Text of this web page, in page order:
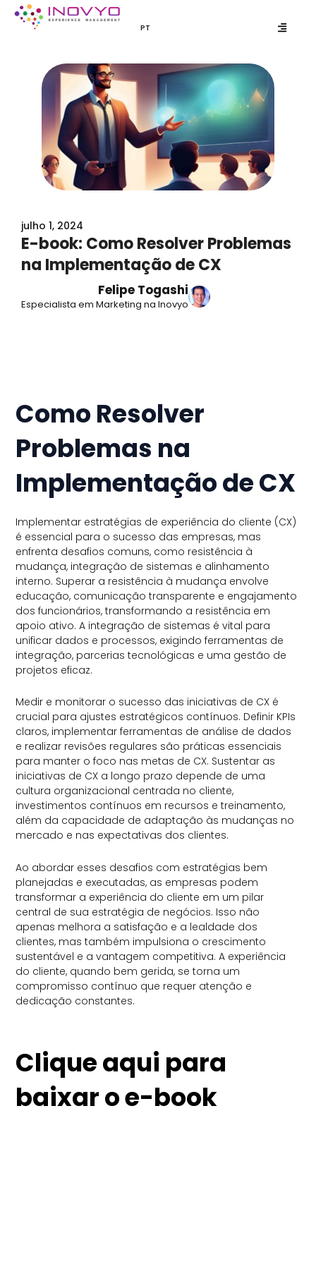
PT
EN
julho 1, 2024
E-book: Como Resolver Problemas
na Implementação de CX
Felipe Togashi
Especialista em Marketing na Inovyo
Como Resolver
Problemas na
Implementação de CX
Implementar estratégias de experiência do cliente (CX)
é essencial para o sucesso das empresas, mas
enfrenta desafios comuns, como resistência à
mudança, integração de sistemas e alinhamento
interno. Superar a resistência à mudança envolve
educação, comunicação transparente e engajamento
dos funcionários, transformando a resistência em
apoio ativo. A integração de sistemas é vital para
unificar dados e processos, exigindo ferramentas de
integração, parcerias tecnológicas e uma gestão de
projetos eficaz.
Medir e monitorar o sucesso das iniciativas de CX é
crucial para ajustes estratégicos contínuos. Definir KPIs
claros, implementar ferramentas de análise de dados
e realizar revisões regulares são práticas essenciais
para manter o foco nas metas de CX. Sustentar as
iniciativas de CX a longo prazo depende de uma
cultura organizacional centrada no cliente,
investimentos contínuos em recursos e treinamento,
além da capacidade de adaptação às mudanças no
mercado e nas expectativas dos clientes.
Ao abordar esses desafios com estratégias bem
planejadas e executadas, as empresas podem
transformar a experiência do cliente em um pilar
central de sua estratégia de negócios. Isso não
apenas melhora a satisfação e a lealdade dos
clientes, mas também impulsiona o crescimento
sustentável e a vantagem competitiva. A experiência
do cliente, quando bem gerida, se torna um
compromisso contínuo que requer atenção e
dedicação constantes.
Clique aqui para
baixar o e-book